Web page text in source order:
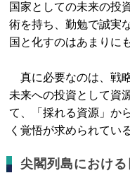
国家としての未来の投
術を持ち、勤勉で誠実
国と化すのはあまりに
真に必要なのは、戦
未来への投資として資
て、「採れる資源」か
く覚悟が求められている
尖閣列島におけ